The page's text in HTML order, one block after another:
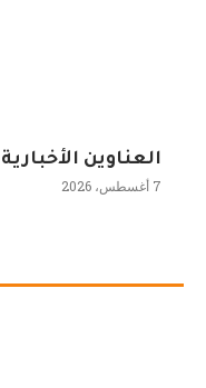
العناوين الأخبارية
7 أغسطس، 2026